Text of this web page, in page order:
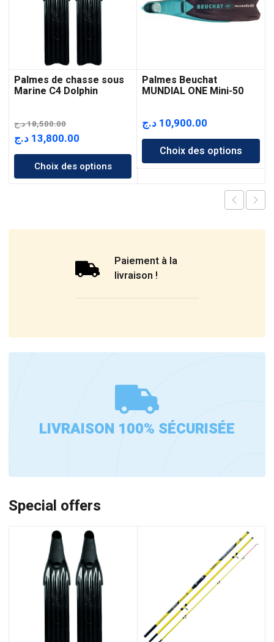
Palmes de chasse sous
Marine C4 Dolphin
18,500.00د.ج
Le
prix
initial
était :
13,800.00 د.ج
prix
actuel
est :
Choix des options
Palmes Beuchat
MUNDIAL ONE Mini-50
10,900.00 د.ج
Choix des options
Paiement à la
livraison !
LIVRAISON 100% SÉCURISÉE
Special offers